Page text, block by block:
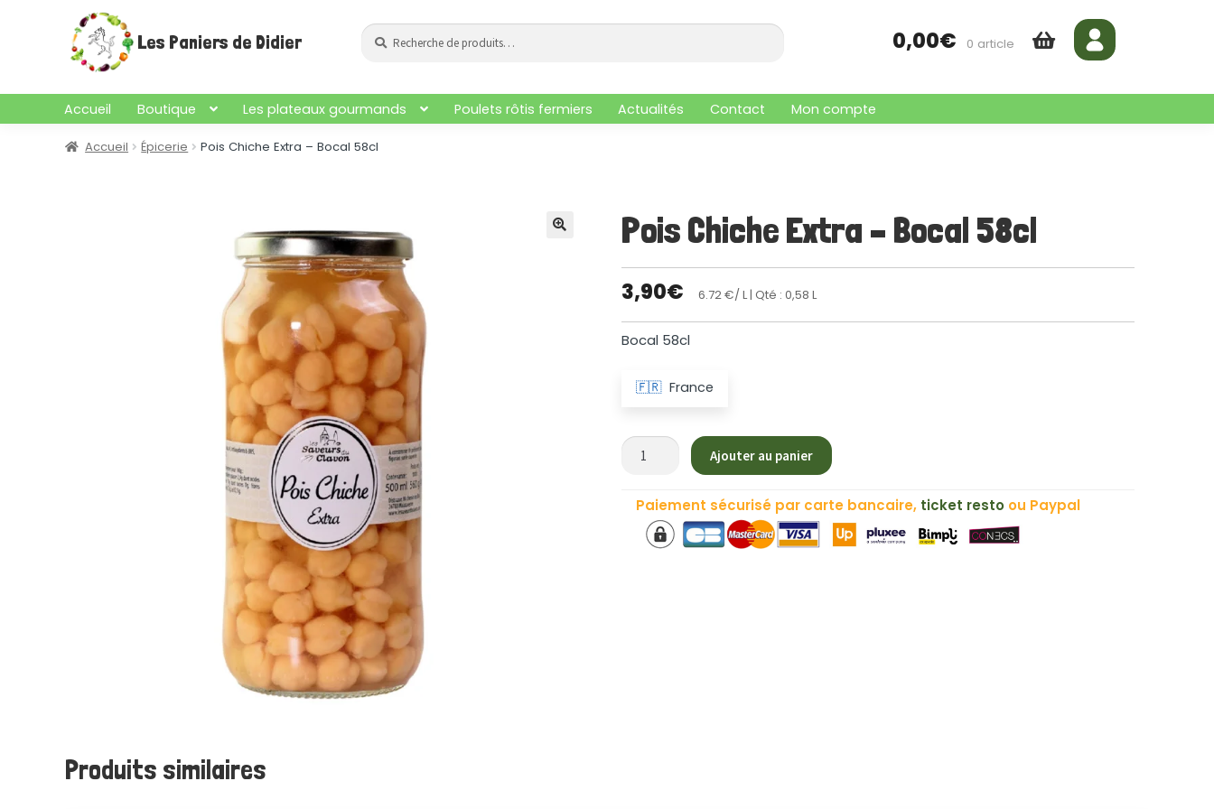
Aller
la
navigation
Aller
au
contenu
Les Paniers de Didier
Recherche
pour :
Recherche 0,00€ 0 article
Accueil Boutique Les plateaux gourmands Poulets rôtis fermiers Actualités Contact Mon compte
Accueil Épicerie Pois Chiche Extra – Bocal 58cl
Pois Chiche Extra – Bocal 58cl
3,90€ 6.72 €/ L| Qté : 0,58 L
Bocal 58cl
🇫🇷 France
quantité
Chiche
Extra
Ajouter au panier
Paiement sécurisé par carte bancaire, ticket resto ou Paypal
Produits similaires